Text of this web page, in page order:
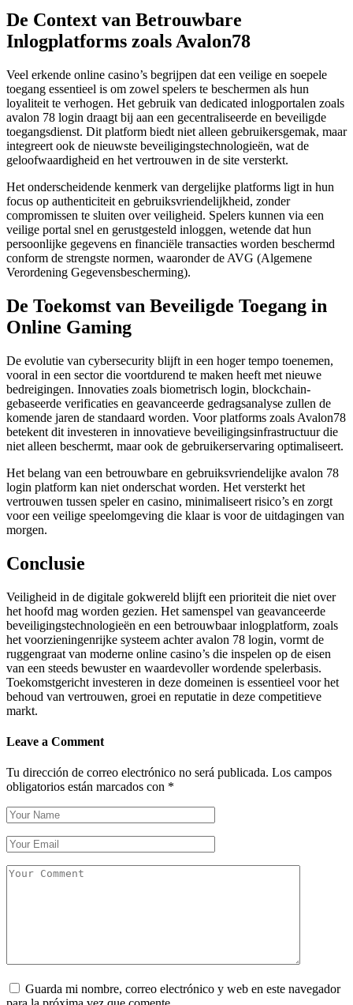
De Context van Betrouwbare
Inlogplatforms zoals Avalon78
Veel erkende online casino’s begrijpen dat een veilige en soepele
toegang essentieel is om zowel spelers te beschermen als hun
loyaliteit te verhogen. Het gebruik van dedicated inlogportalen zoals
avalon 78 login draagt bij aan een gecentraliseerde en beveiligde
toegangsdienst. Dit platform biedt niet alleen gebruikersgemak, maar
integreert ook de nieuwste beveiligingstechnologieën, wat de
geloofwaardigheid en het vertrouwen in de site versterkt.
Het onderscheidende kenmerk van dergelijke platforms ligt in hun
focus op authenticiteit en gebruiksvriendelijkheid, zonder
compromissen te sluiten over veiligheid. Spelers kunnen via een
veilige portal snel en gerustgesteld inloggen, wetende dat hun
persoonlijke gegevens en financiële transacties worden beschermd
conform de strengste normen, waaronder de AVG (Algemene
Verordening Gegevensbescherming).
De Toekomst van Beveiligde Toegang in
Online Gaming
De evolutie van cybersecurity blijft in een hoger tempo toenemen,
vooral in een sector die voortdurend te maken heeft met nieuwe
bedreigingen. Innovaties zoals biometrisch login, blockchain-
gebaseerde verificaties en geavanceerde gedragsanalyse zullen de
komende jaren de standaard worden. Voor platforms zoals Avalon78
betekent dit investeren in innovatieve beveiligingsinfrastructuur die
niet alleen beschermt, maar ook de gebruikerservaring optimaliseert.
Het belang van een betrouwbare en gebruiksvriendelijke avalon 78
login platform kan niet onderschat worden. Het versterkt het
vertrouwen tussen speler en casino, minimaliseert risico’s en zorgt
voor een veilige speelomgeving die klaar is voor de uitdagingen van
morgen.
Conclusie
Veiligheid in de digitale gokwereld blijft een prioriteit die niet over
het hoofd mag worden gezien. Het samenspel van geavanceerde
beveiligingstechnologieën en een betrouwbaar inlogplatform, zoals
het voorzieningenrijke systeem achter avalon 78 login, vormt de
ruggengraat van moderne online casino’s die inspelen op de eisen
van een steeds bewuster en waardevoller wordende spelerbasis.
Toekomstgericht investeren in deze domeinen is essentieel voor het
behoud van vertrouwen, groei en reputatie in deze competitieve
markt.
Leave a Comment
Tu dirección de correo electrónico no será publicada. Los campos
obligatorios están marcados con *
Guarda mi nombre, correo electrónico y web en este navegador